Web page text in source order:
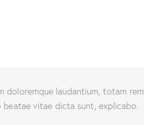
doloremque laudantium, totam rem
vitae dicta sunt, explicabo.